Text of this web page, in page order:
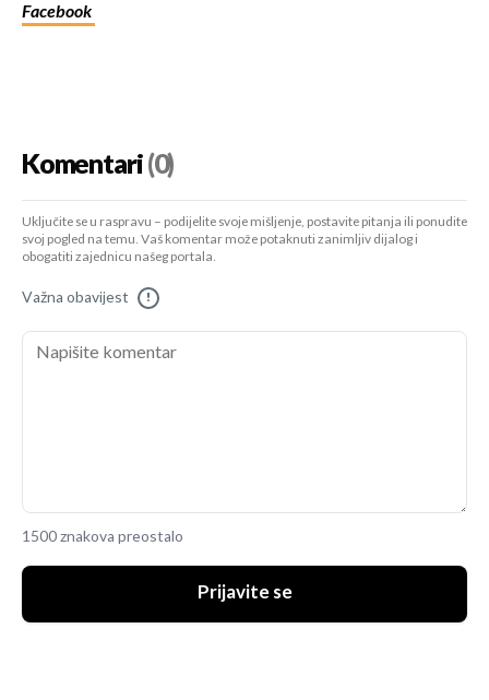
Facebook
Komentari(0)
Uključite se u raspravu – podijelite svoje mišljenje, postavite pitanja ili ponudite
svoj pogled na temu. Vaš komentar može potaknuti zanimljiv dijalog i
obogatiti zajednicu našeg portala.
Važna obavijest !
1500 znakova preostalo
Prijavite se